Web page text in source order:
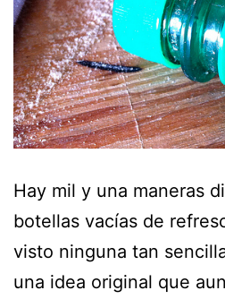
Hay mil y una maneras
botellas vacías de
visto ninguna tan
una idea original que